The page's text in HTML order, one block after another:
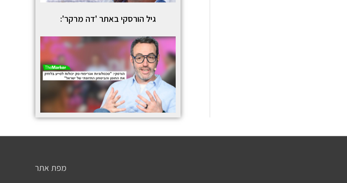
גיל הורסקי באתר 'דה מרקר':
מפת אתר